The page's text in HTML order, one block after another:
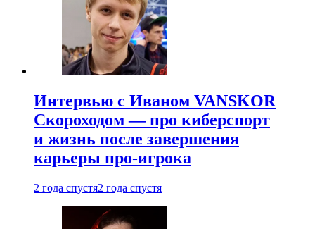
Интервью с Иваном VANSKOR
Скороходом — про киберспорт
и жизнь после завершения
карьеры про-игрока
2 года спустя2 года спустя